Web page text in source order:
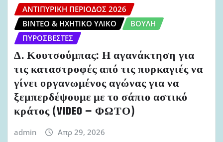
ΑΝΤΙΠΥΡΙΚΉ ΠΕΡΊΟΔΟΣ 2026
ΒΊΝΤΕΟ & ΗΧΗΤΙΚΌ ΥΛΙΚΌ
ΒΟΥΛΉ
ΠΥΡΟΣΒΈΣΤΕΣ
Δ. Κουτσούμπας: Η αγανάκτηση για
τις καταστροφές από τις πυρκαγιές να
γίνει οργανωμένος αγώνας για να
ξεμπερδέψουμε με το σάπιο αστικό
κράτος (VIDEO – ΦΩΤΟ)
admin Απρ 29, 2026